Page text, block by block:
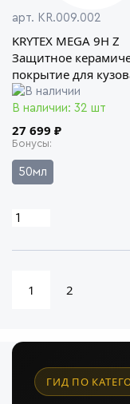
арт. KR.009.002
KRYTEX MEGA 9H Z
Защитное
покрытие для
В наличии: 32 шт
27 699 ₽
Бонусы
50мл
1 2
ГИД ПО